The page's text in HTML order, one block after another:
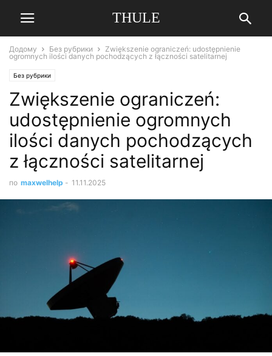
THULE
Додому Без рубрики
Zwiększenie ograniczeń: udostępnienie
ogromnych ilości danych pochodzących z łączności satelitarnej
Без рубрики
Zwiększenie ograniczeń:
udostępnienie ogromnych
ilości danych pochodzących
z łączności satelitarnej
по maxwelhelp - 11.11.2025